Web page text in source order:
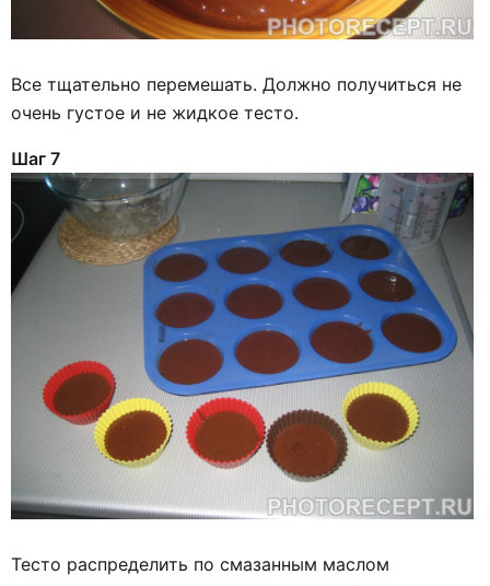
Все тщательно перемешать. Должно получиться не
очень густое и не жидкое тесто.
Шаг 7
Тесто распределить по смазанным маслом